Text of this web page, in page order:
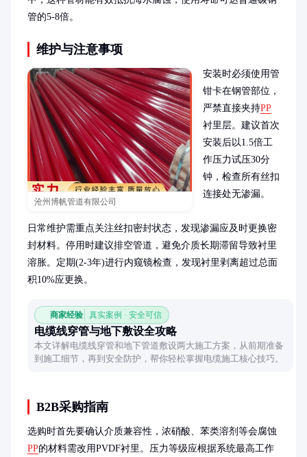
管的5-8倍。
维护与注意事项
沧州博帆管道有限公司
安装时必须使用管
钳卡在钢管部位，
严禁直接夹持PP
衬里层。建议首次
安装后以1.5倍工
作压力试压30分
钟，检查所有丝扣
连接处无渗漏。
日常维护需重点关注丝扣密封状态，发现渗漏应及时更换密
封材料。停用时建议排空管道，避免介质长期滞留导致衬里
溶胀。定期(2-3年)进行内窥镜检查，发现衬里剥离超过总面
积10%应更换。
商家经验 真实案例 · 安全可信
电缆线穿管与地下敷设全攻略
本文详解电缆线穿管和地下管道敷设两大施工方案，从前期准备
到施工细节，再到安全防护，帮你轻松掌握电缆施工核心技巧。
B2B采购指南
选购时首先要确认介质兼容性，浓硝酸、苯类溶剂等会腐蚀
PP的材料需改用PVDF衬里。压力等级应根据系统最高工作